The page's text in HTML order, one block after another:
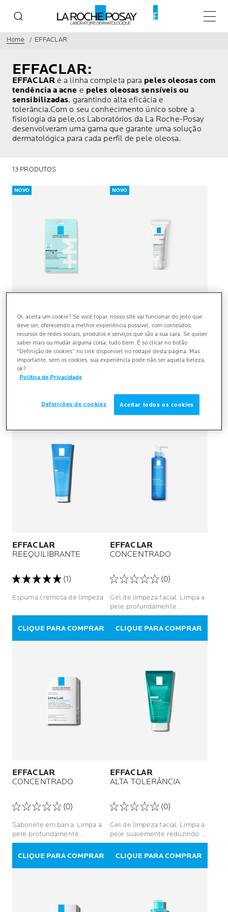
Menu
Home EFFACLAR
EFFACLAR:
EFFACLAR é a linha completa para peles oleosas com
tendência a acne e peles oleosas sensíveis ou
sensibilizadas, garantindo alta eficácia e
tolerância.Com o seu conhecimento único sobre a
fisiologia da pele,os Laboratórios da La Roche-Posay
desenvolveram uma gama que garante uma solução
dermatológica para cada perfil de pele oleosa.
13 PRODUTOS
NOVO
EFFACLAR
DUO+MPATCH
(0)
Adesivo de uso único com
multi-ação para imperfeições
tecnologia hidrocoloide.
CLIQUE PARA COMPRAR
NOVO
EFFACLAR
H ISO-BIOME
(0)
CLIQUE PARA COMPRAR
EFFACLAR
REEQUILIBRANTE
(1)
Espuma cremosa de limpeza
CLIQUE PARA COMPRAR
EFFACLAR
CONCENTRADO
(0)
Gel de limpeza facial. Limpa a
pele profundamente
reduzindo a oleosidade e
lesões acneicas
CLIQUE PARA COMPRAR
EFFACLAR
CONCENTRADO
(0)
Sabonete em barra. Limpa a
pele profundamente
reduzindo a oleosidade e
lesões acneicas
CLIQUE PARA COMPRAR
EFFACLAR
ALTA TOLERÂNCIA
(0)
Gel de limpeza facial. Limpa a
pele suavemente reduzindo a
oleosidade e o brilho.
CLIQUE PARA COMPRAR
Oi, aceita um cookie? Se você topar, nosso site vai funcionar do jeito que
deve ser, oferecendo a melhor experiência possível, com conteúdos,
recursos de redes sociais, produtos e serviços que são a sua cara. Se quiser
saber mais ou mudar alguma coisa, tudo bem. É só clicar no botão
“Definição de cookies” no link disponível no rodapé desta página. Mas
importante, sem os cookies, sua experiência pode não ser aquela beleza,
ok?
Política de Privacidade
Definições de cookies Aceitar todos os cookies